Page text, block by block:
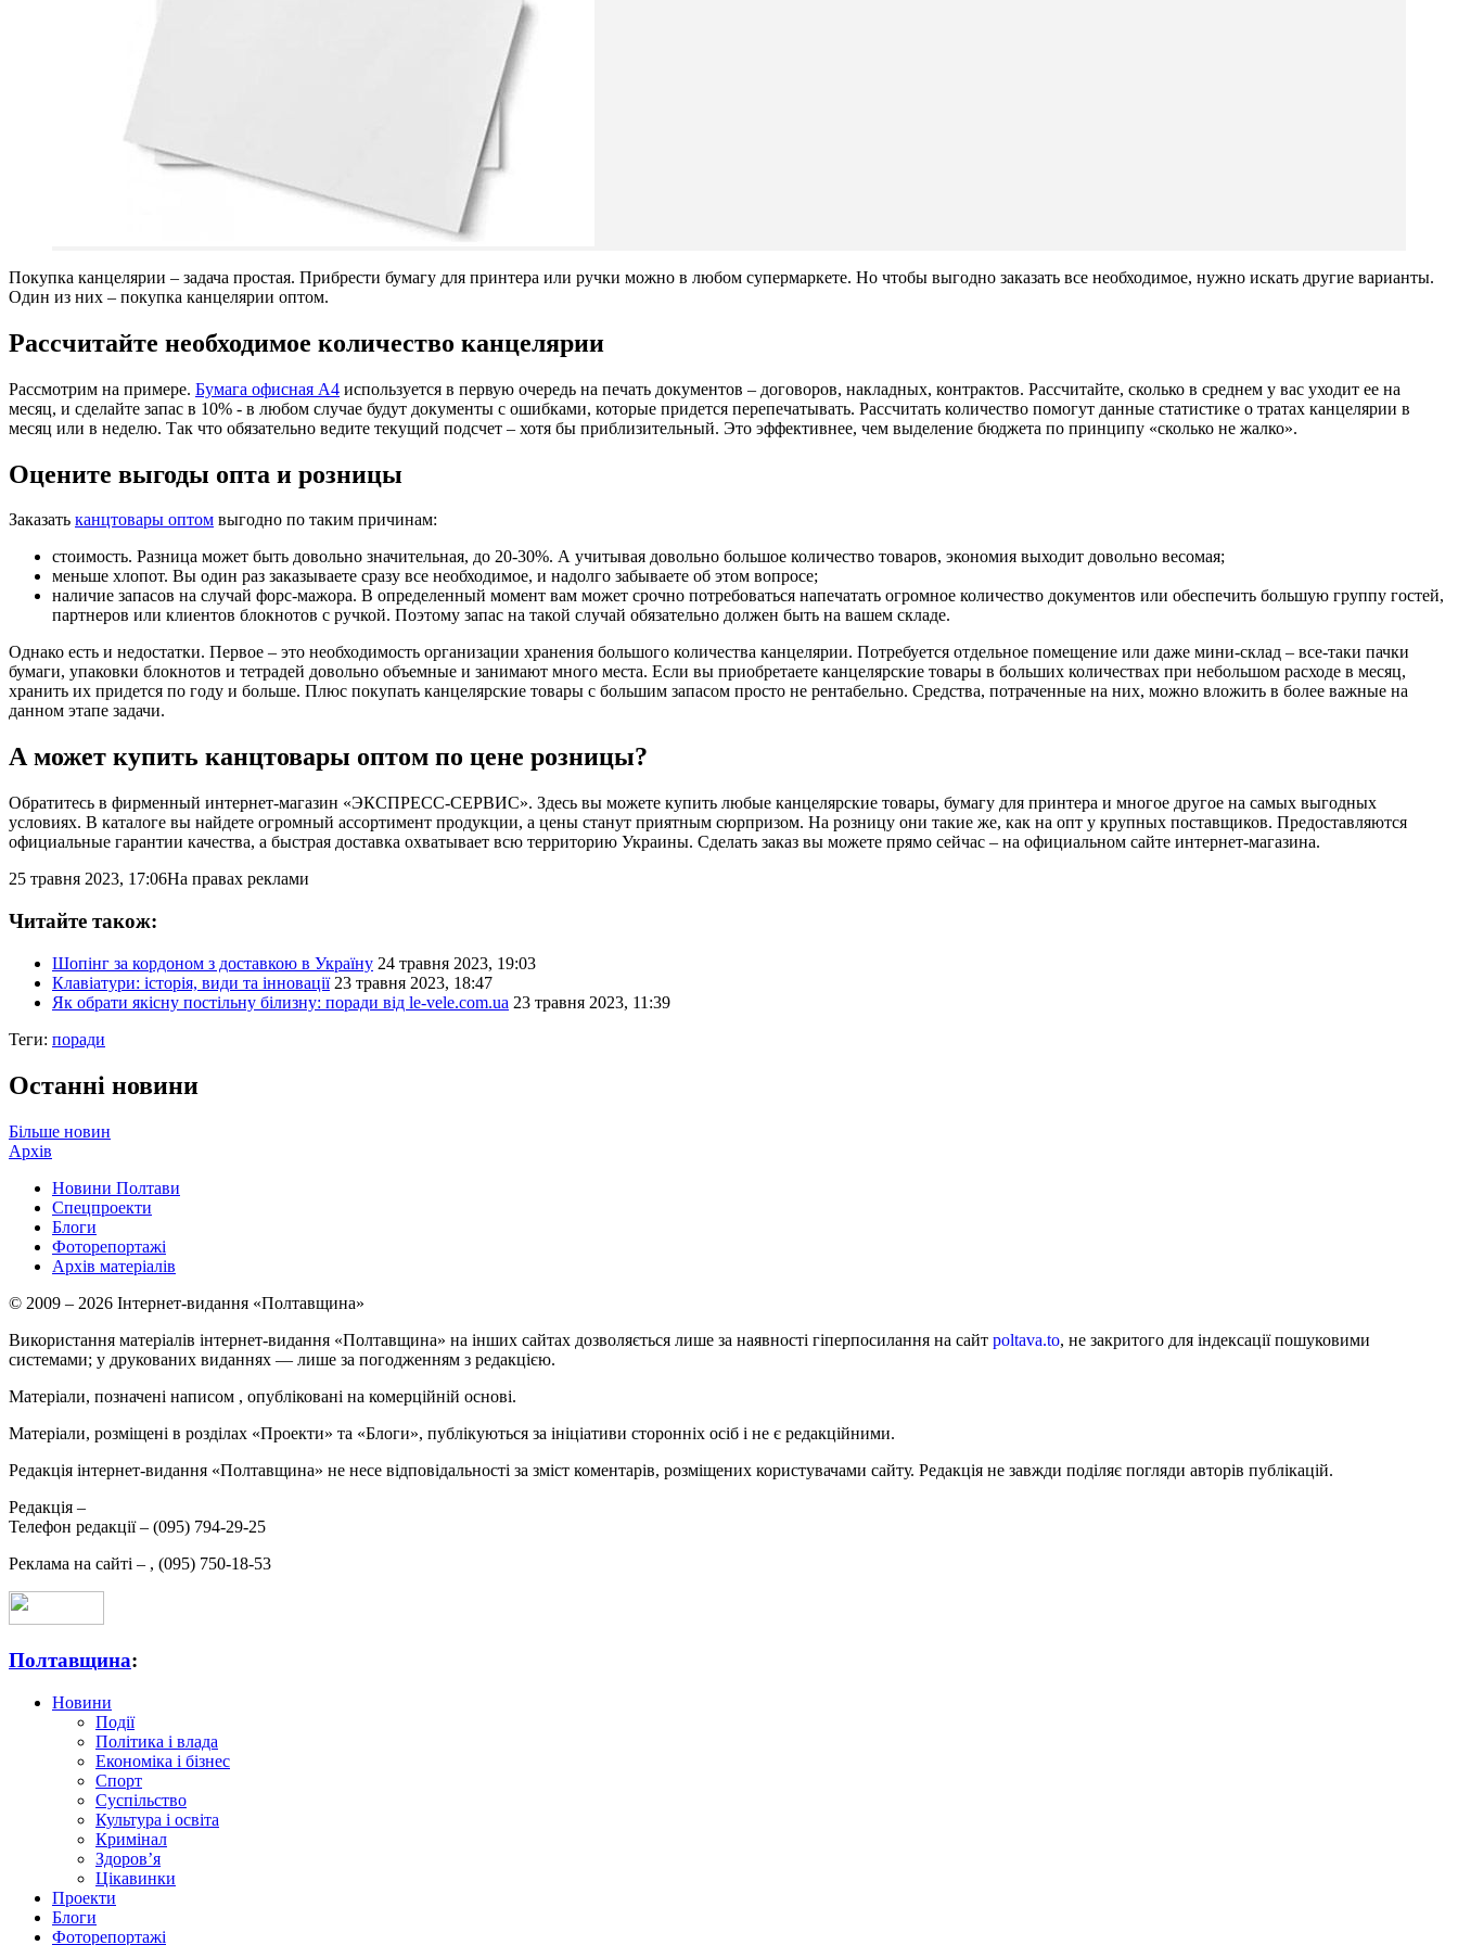
Покупка канцелярии – задача простая. Прибрести бумагу для принтера или ручки можно в любом супермаркете. Но чтобы выгодно заказать все необходимое, нужно искать другие варианты.
Один из них – покупка канцелярии оптом.
Рассчитайте необходимое количество канцелярии
Рассмотрим на примере. Бумага офисная А4 используется в первую очередь на печать документов – договоров, накладных, контрактов. Рассчитайте, сколько в среднем у вас уходит ее на
месяц, и сделайте запас в 10% - в любом случае будут документы с ошибками, которые придется перепечатывать. Рассчитать количество помогут данные статистике о тратах канцелярии в
месяц или в неделю. Так что обязательно ведите текущий подсчет – хотя бы приблизительный. Это эффективнее, чем выделение бюджета по принципу «сколько не жалко».
Оцените выгоды опта и розницы
Заказать канцтовары оптом выгодно по таким причинам:
стоимость. Разница может быть довольно значительная, до 20-30%. А учитывая довольно большое количество товаров, экономия выходит довольно весомая;
меньше хлопот. Вы один раз заказываете сразу все необходимое, и надолго забываете об этом вопросе;
наличие запасов на случай форс-мажора. В определенный момент вам может срочно потребоваться напечатать огромное количество документов или обеспечить большую группу гостей,
партнеров или клиентов блокнотов с ручкой. Поэтому запас на такой случай обязательно должен быть на вашем складе.
Однако есть и недостатки. Первое – это необходимость организации хранения большого количества канцелярии. Потребуется отдельное помещение или даже мини-склад – все-таки пачки
бумаги, упаковки блокнотов и тетрадей довольно объемные и занимают много места. Если вы приобретаете канцелярские товары в больших количествах при небольшом расходе в месяц,
хранить их придется по году и больше. Плюс покупать канцелярские товары с большим запасом просто не рентабельно. Средства, потраченные на них, можно вложить в более важные на
данном этапе задачи.
А может купить канцтовары оптом по цене розницы?
Обратитесь в фирменный интернет-магазин «ЭКСПРЕСС-СЕРВИС». Здесь вы можете купить любые канцелярские товары, бумагу для принтера и многое другое на самых выгодных
условиях. В каталоге вы найдете огромный ассортимент продукции, а цены станут приятным сюрпризом. На розницу они такие же, как на опт у крупных поставщиков. Предоставляются
официальные гарантии качества, а быстрая доставка охватывает всю территорию Украины. Сделать заказ вы можете прямо сейчас – на официальном сайте интернет-магазина.
25 травня 2023, 17:06На правах реклами
Читайте також:
Шопінг за кордоном з доставкою в Україну 24 травня 2023, 19:03
Клавіатури: історія, види та інновації 23 травня 2023, 18:47
Як обрати якісну постільну білизну: поради від le-vele.com.ua 23 травня 2023, 11:39
Теги: поради
Останні новини
Більше новин
Архів
Новини Полтави
Спецпроекти
Блоги
Фоторепортажі
Архів матеріалів
© 2009 – 2026 Інтернет-видання «Полтавщина»
Використання матеріалів інтернет-видання «Полтавщина» на інших сайтах дозволяється лише за наявності гіперпосилання на сайт poltava.to, не закритого для індексації пошуковими
системами; у друкованих виданнях — лише за погодженням з редакцією.
Матеріали, позначені написом , опубліковані на комерційній основі.
Матеріали, розміщені в розділах «Проекти» та «Блоги», публікуються за ініціативи сторонніх осіб і не є редакційними.
Редакція інтернет-видання «Полтавщина» не несе відповідальності за зміст коментарів, розміщених користувачами сайту. Редакція не завжди поділяє погляди авторів публікацій.
Редакція –
Телефон редакції – (095) 794-29-25
Реклама на сайті – , (095) 750-18-53
Полтавщина:
Новини
Події
Політика і влада
Економіка і бізнес
Спорт
Суспільство
Культура і освіта
Кримінал
Здоров’я
Цікавинки
Проекти
Блоги
Фоторепортажі